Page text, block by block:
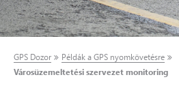
GPS Dozor
Példák a GPS nyomkövetésre
Városüzemeltetési szervezet monitoring